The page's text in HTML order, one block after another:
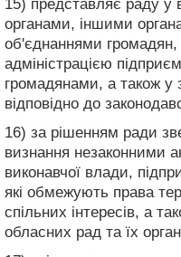
15) представляє раду у
органами, іншими
об'єднаннями
адміністрацією
громадянами, а також у
відповідно до
16) за рішенням ради
визнання незаконними
виконавчої влади,
які обмежують права
спільних інтересів, а
обласних рад та їх